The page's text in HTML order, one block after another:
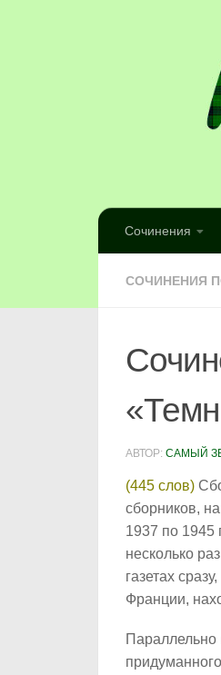
Сочинения
СОЧИНЕНИЯ
АВТОР: САМЫЙ
(445 слов)
сборников,
1937 по 1945
несколько
газетах
Франции,
Параллельно